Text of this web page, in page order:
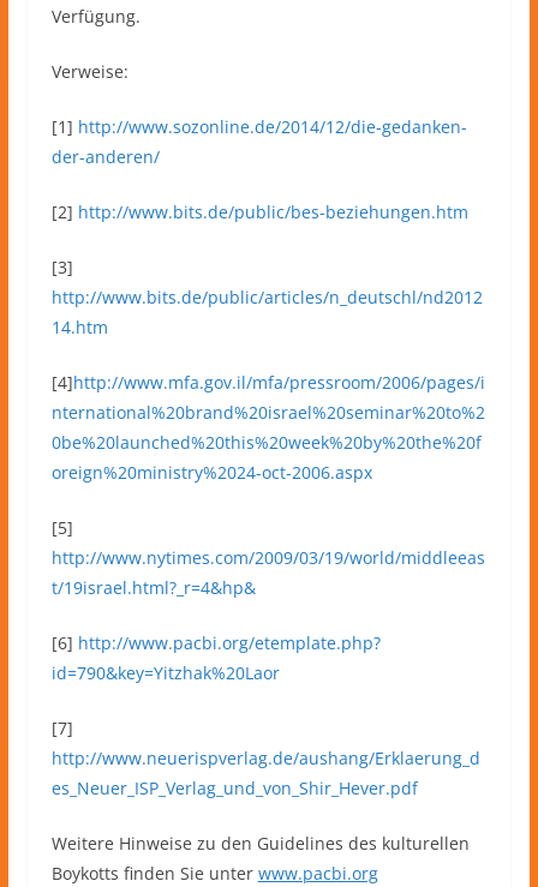
Verfügung.
Verweise:
[1] http://www.sozonline.de/2014/12/die-gedanken-
der-anderen/
[2] http://www.bits.de/public/bes-beziehungen.htm
[3]
http://www.bits.de/public/articles/n_deutschl/nd2012
14.htm
[4]http://www.mfa.gov.il/mfa/pressroom/2006/pages/i
nternational%20brand%20israel%20seminar%20to%2
0be%20launched%20this%20week%20by%20the%20f
oreign%20ministry%2024-oct-2006.aspx
[5]
http://www.nytimes.com/2009/03/19/world/middleeas
t/19israel.html?_r=4&hp&
[6] http://www.pacbi.org/etemplate.php?
id=790&key=Yitzhak%20Laor
[7]
http://www.neuerispverlag.de/aushang/Erklaerung_d
es_Neuer_ISP_Verlag_und_von_Shir_Hever.pdf
Weitere Hinweise zu den Guidelines des kulturellen
Boykotts finden Sie unter www.pacbi.org